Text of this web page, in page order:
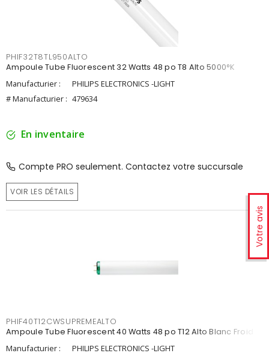
Votre avis
PHIF32T8TL950ALTO
Ampoule Tube Fluorescent 32 Watts 48 po T8 Alto 5000°K
Manufacturier :
PHILIPS ELECTRONICS -LIGHT
# Manufacturier : 479634
En inventaire
Compte PRO seulement. Contactez votre succursale
VOIR LES DÉTAILS
PHIF40T12CWSUPREMEALTO
Ampoule Tube Fluorescent 40 Watts 48 po T12 Alto Blanc Froid
Manufacturier :
PHILIPS ELECTRONICS -LIGHT